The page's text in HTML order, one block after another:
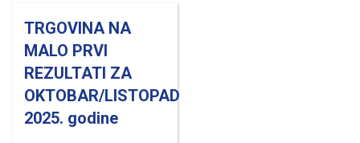
TRGOVINA NA
MALO PRVI
REZULTATI ZA
OKTOBAR/LISTOPAD
2025. godine